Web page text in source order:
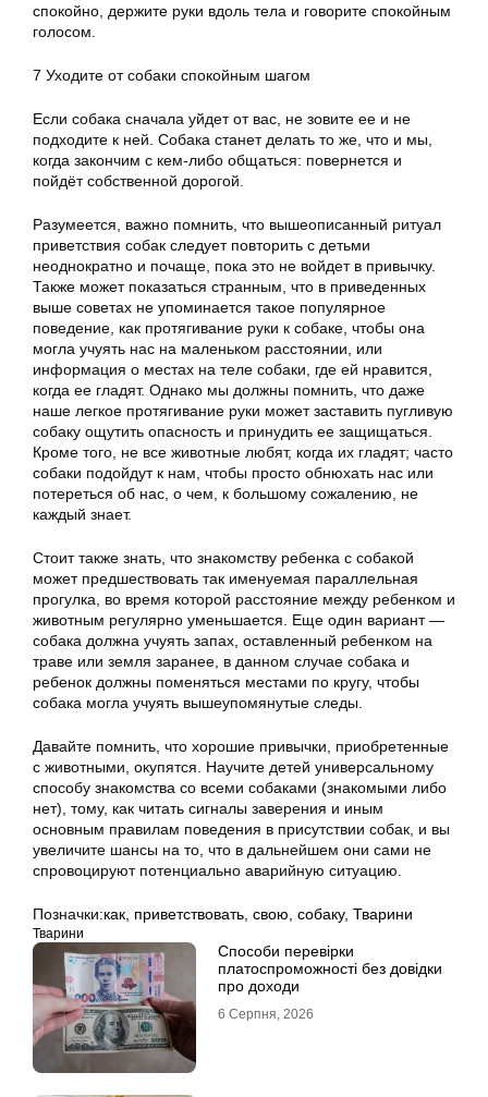
спокойно, держите руки вдоль тела и говорите спокойным
голосом.
7 Уходите от собаки спокойным шагом
Если собака сначала уйдет от вас, не зовите ее и не
подходите к ней. Собака станет делать то же, что и мы,
когда закончим с кем-либо общаться: повернется и
пойдёт собственной дорогой.
Разумеется, важно помнить, что вышеописанный ритуал
приветствия собак следует повторить с детьми
неоднократно и почаще, пока это не войдет в привычку.
Также может показаться странным, что в приведенных
выше советах не упоминается такое популярное
поведение, как протягивание руки к собаке, чтобы она
могла учуять нас на маленьком расстоянии, или
информация о местах на теле собаки, где ей нравится,
когда ее гладят. Однако мы должны помнить, что даже
наше легкое протягивание руки может заставить пугливую
собаку ощутить опасность и принудить ее защищаться.
Кроме того, не все животные любят, когда их гладят; часто
собаки подойдут к нам, чтобы просто обнюхать нас или
потереться об нас, о чем, к большому сожалению, не
каждый знает.
Стоит также знать, что знакомству ребенка с собакой
может предшествовать так именуемая параллельная
прогулка, во время которой расстояние между ребенком и
животным регулярно уменьшается. Еще один вариант —
собака должна учуять запах, оставленный ребенком на
траве или земля заранее, в данном случае собака и
ребенок должны поменяться местами по кругу, чтобы
собака могла учуять вышеупомянутые следы.
Давайте помнить, что хорошие привычки, приобретенные
с животными, окупятся. Научите детей универсальному
способу знакомства со всеми собаками (знакомыми либо
нет), тому, как читать сигналы заверения и иным
основным правилам поведения в присутствии собак, и вы
увеличите шансы на то, что в дальнейшем они сами не
спровоцируют потенциально аварийную ситуацию.
Позначки:как приветствовать свою собаку, Тварини
Тварини
Способи перевірки
платоспроможності без довідки
про доходи
6 Серпня, 2026